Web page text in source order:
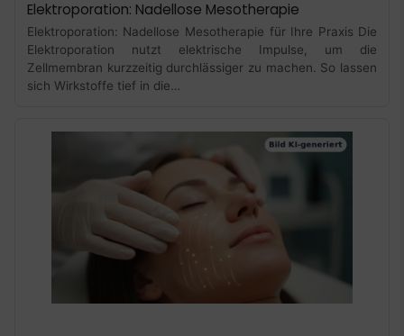
Elektroporation: Nadellose Mesotherapie
Elektroporation: Nadellose Mesotherapie für Ihre Praxis Die
Elektroporation nutzt elektrische Impulse, um die
Zellmembran kurzzeitig durchlässiger zu machen. So lassen
sich Wirkstoffe tief in die…